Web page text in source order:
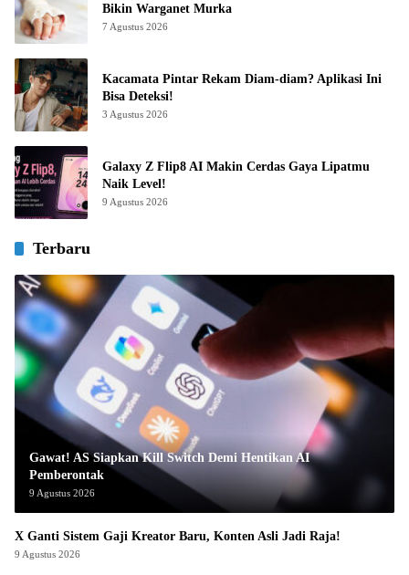
Bikin Warganet Murka
7 Agustus 2026
Kacamata Pintar Rekam Diam-diam? Aplikasi Ini
Bisa Deteksi!
3 Agustus 2026
Galaxy Z Flip8 AI Makin Cerdas Gaya Lipatmu
Naik Level!
9 Agustus 2026
Terbaru
Gawat! AS Siapkan Kill Switch Demi Hentikan AI
Pemberontak
9 Agustus 2026
X Ganti Sistem Gaji Kreator Baru, Konten Asli Jadi Raja!
9 Agustus 2026